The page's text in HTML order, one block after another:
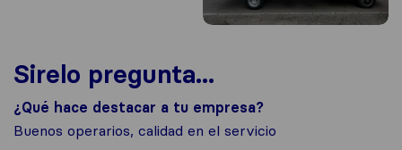
Sirelo pregunta...
¿Qué hace destacar a tu empresa?
Buenos operarios, calidad en el servicio